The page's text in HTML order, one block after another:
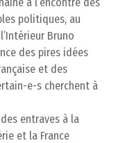
politiques, au
Bruno
des pires idées
et des
e-s cherchent à
entraves à la
et la France